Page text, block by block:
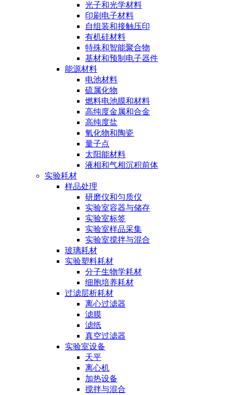
光子和光学材料
印刷电子材料
自组装和接触压印
有机硅材料
特殊和智能聚合物
基材和预制电子器件
能源材料
电池材料
硫属化物
燃料电池膜和材料
高纯度金属和合金
高纯度盐
氧化物和陶瓷
量子点
太阳能材料
液相和气相沉积前体
实验耗材
样品处理
研磨仪和匀质仪
实验室容器与储存
实验室标签
实验室样品采集
实验室搅拌与混合
玻璃耗材
实验塑料耗材
分子生物学耗材
细胞培养耗材
过滤层析耗材
离心过滤器
滤膜
滤纸
真空过滤器
实验室设备
天平
离心机
加热设备
搅拌与混合